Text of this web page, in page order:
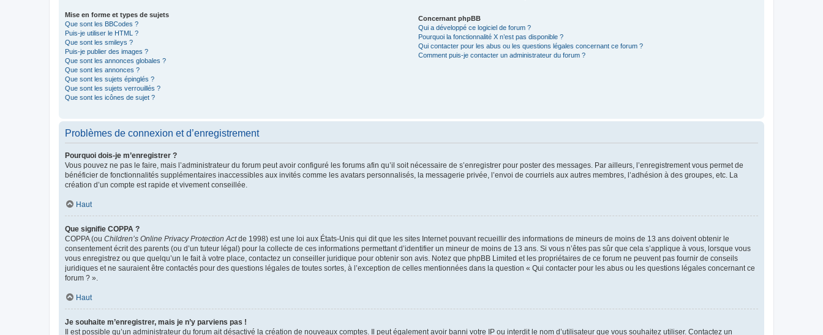
Mise en forme et types de sujets
Que sont les BBCodes ?
Puis-je utiliser le HTML ?
Que sont les smileys ?
Puis-je publier des images ?
Que sont les annonces globales ?
Que sont les annonces ?
Que sont les sujets épinglés ?
Que sont les sujets verrouillés ?
Que sont les icônes de sujet ?
Concernant phpBB
Qui a développé ce logiciel de forum ?
Pourquoi la fonctionnalité X n’est pas disponible ?
Qui contacter pour les abus ou les questions légales concernant ce forum ?
Comment puis-je contacter un administrateur du forum ?
Problèmes de connexion et d’enregistrement
Pourquoi dois-je m’enregistrer ?
Vous pouvez ne pas le faire, mais l’administrateur du forum peut avoir configuré les forums afin qu’il soit nécessaire de s’enregistrer pour poster des messages. Par ailleurs, l’enregistrement vous permet de
bénéficier de fonctionnalités supplémentaires inaccessibles aux invités comme les avatars personnalisés, la messagerie privée, l’envoi de courriels aux autres membres, l’adhésion à des groupes, etc. La
création d’un compte est rapide et vivement conseillée.
Haut
Que signifie COPPA ?
COPPA (ou Children’s Online Privacy Protection Actde 1998) est une loi aux États-Unis qui dit que les sites Internet pouvant recueillir des informations de mineurs de moins de 13 ans doivent obtenir le
consentement écrit des parents (ou d’un tuteur légal) pour la collecte de ces informations permettant d’identifier un mineur de moins de 13 ans. Si vous n’êtes pas sûr que cela s’applique à vous, lorsque vous
vous enregistrez ou que quelqu’un le fait à votre place, contactez un conseiller juridique pour obtenir son avis. Notez que phpBB Limited et les propriétaires de ce forum ne peuvent pas fournir de conseils
juridiques et ne sauraient être contactés pour des questions légales de toutes sortes, à l’exception de celles mentionnées dans la question « Qui contacter pour les abus ou les questions légales concernant ce
forum ? ».
Haut
Je souhaite m’enregistrer, mais je n’y parviens pas !
Il est possible qu’un administrateur du forum ait désactivé la création de nouveaux comptes. Il peut également avoir banni votre IP ou interdit le nom d’utilisateur que vous souhaitez utiliser. Contactez un